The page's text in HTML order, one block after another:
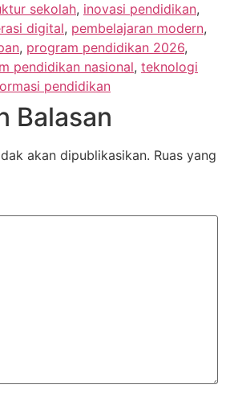
sekolah, inovasi pendidikan,
digital, pembelajaran modern,
, program pendidikan 2026,
pendidikan nasional, teknologi
pendidikan
Balasan
akan dipublikasikan. Ruas yang